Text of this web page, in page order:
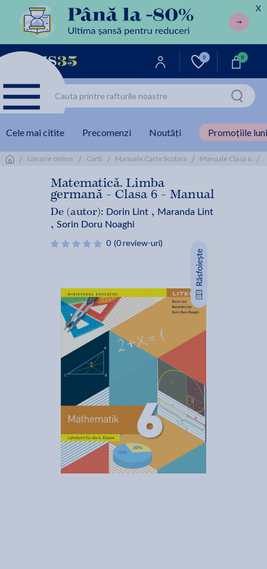
X
0 0
Cele mai citite Precomenzi Noutăți Promoțiile
/ Librarie online / Carti / Manuale Carte Scolara / Manuale Clasa 6 /
Matematică. Limba
germană - Clasa 6 - Manual
De (autor): Dorin Lint, Maranda Lint
, Sorin Doru Noaghi
0 (0 review-uri)